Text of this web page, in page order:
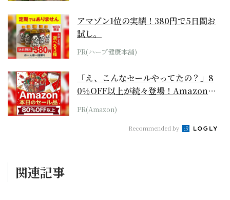
アマゾン1位の実績！380円で5日間お
試し。
PR(ハーブ健康本舗)
「え、こんなセールやってたの？」8
0％OFF以上が続々登場！Amazonの
本気が...
PR(Amazon)
Recommended by
関連記事